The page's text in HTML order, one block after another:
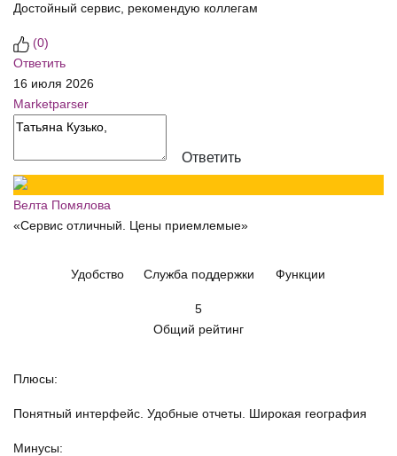
Достойный сервис, рекомендую коллегам
(0)
Ответить
16 июля 2026
Marketparser
Ответить
Велта Помялова
«Сервис отличный. Цены приемлемые»
Удобство Служба поддержки Функции
5
Общий рейтинг
Плюсы:
Понятный интерфейс. Удобные отчеты. Широкая география
Минусы: